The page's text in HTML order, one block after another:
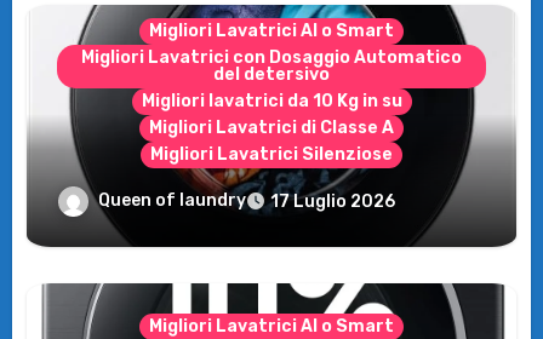
Migliori Lavatrici AI o Smart
Migliori Lavatrici con Dosaggio Automatico
del detersivo
Migliori lavatrici da 10 Kg in su
Migliori Lavatrici di Classe A
Migliori Lavatrici Silenziose
Recensione Samsung Bespoke AI
WW11DB7B94GE/U3: la lavatrice
intelligente che fa risparmiare
Queen of laundry 17 Luglio 2026
Migliori Lavatrici AI o Smart